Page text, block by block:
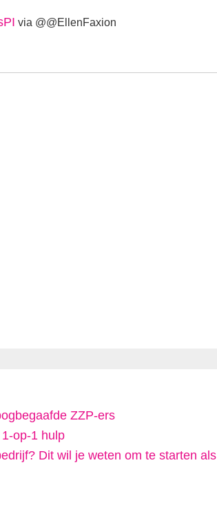
via @@EllenFaxion
ZZP-ers
op-1 hulp
Dit wil je weten om te starten als